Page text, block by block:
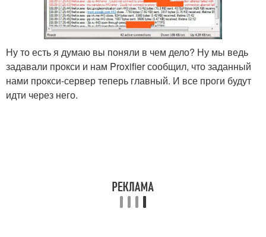
Ну то есть я думаю вы поняли в чем дело? Ну мы ведь
задавали прокси и нам Proxifier сообщил, что заданный
нами прокси-сервер теперь главный. И все проги будут
идти через него.